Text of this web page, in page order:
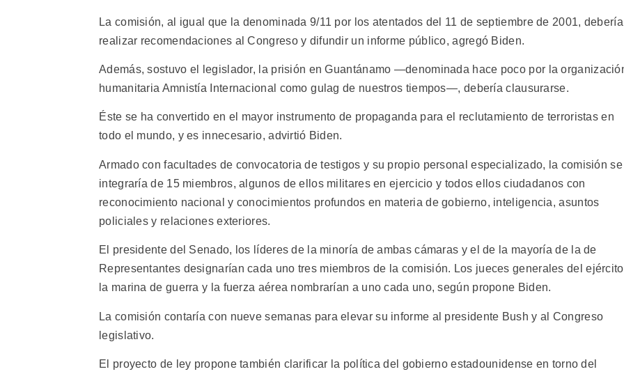
La comisión, al igual que la denominada 9/11 por los atentados del 11 de septiembre de 2001, debería
realizar recomendaciones al Congreso y difundir un informe público, agregó Biden.
Además, sostuvo el legislador, la prisión en Guantánamo —denominada hace poco por la
humanitaria Amnistía Internacional como gulag de nuestros tiempos—, debería clausurarse.
Éste se ha convertido en el mayor instrumento de propaganda para el reclutamiento de terroristas en
todo el mundo, y es innecesario, advirtió Biden.
Armado con facultades de convocatoria de testigos y su propio personal especializado, la comisión se
integraría de 15 miembros, algunos de ellos militares en ejercicio y todos ellos ciudadanos con
reconocimiento nacional y conocimientos profundos en materia de gobierno, inteligencia, asuntos
policiales y relaciones exteriores.
El presidente del Senado, los líderes de la minoría de ambas cámaras y el de la mayoría de la de
Representantes designarían cada uno tres miembros de la comisión. Los jueces generales del
la marina de guerra y la fuerza aérea nombrarían a uno cada uno, según propone Biden.
La comisión contaría con nueve semanas para elevar su informe al presidente Bush y al Congreso
legislativo.
El proyecto de ley propone también clarificar la política del gobierno estadounidense en torno del